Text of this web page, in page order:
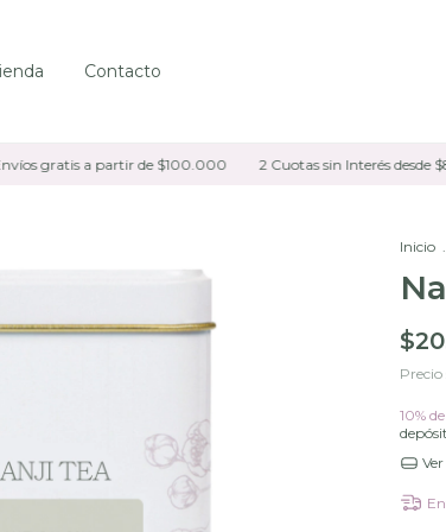
Contacto
gratis a partir de $100.000 2 Cuotas sin Interés desde
Inicio .
10%